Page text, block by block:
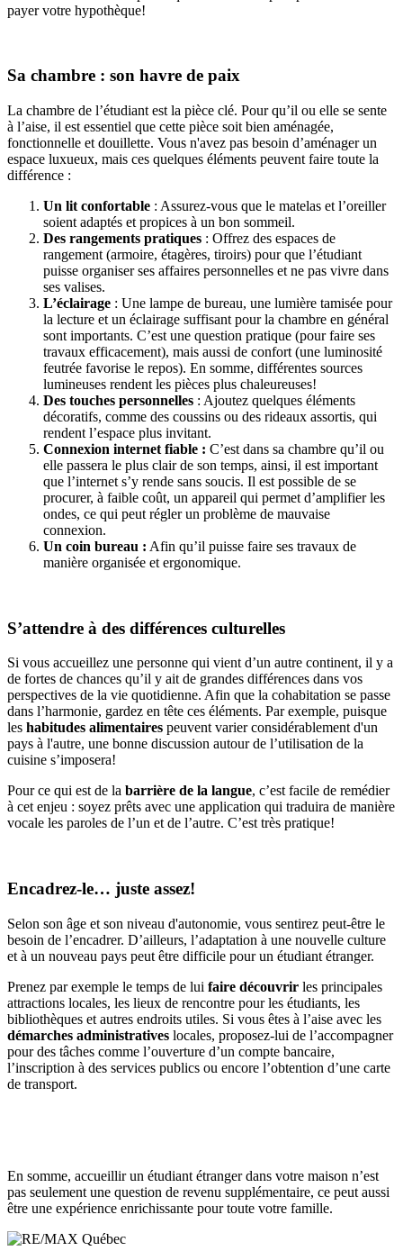
payer votre hypothèque!
Sa chambre : son havre de paix
La chambre de l’étudiant est la pièce clé. Pour qu’il ou elle se sente
à l’aise, il est essentiel que cette pièce soit bien aménagée,
fonctionnelle et douillette. Vous n'avez pas besoin d’aménager un
espace luxueux, mais ces quelques éléments peuvent faire toute la
différence :
Un lit confortable : Assurez-vous que le matelas et l’oreiller
soient adaptés et propices à un bon sommeil.
Des rangements pratiques : Offrez des espaces de
rangement (armoire, étagères, tiroirs) pour que l’étudiant
puisse organiser ses affaires personnelles et ne pas vivre dans
ses valises.
L’éclairage : Une lampe de bureau, une lumière tamisée pour
la lecture et un éclairage suffisant pour la chambre en général
sont importants. C’est une question pratique (pour faire ses
travaux efficacement), mais aussi de confort (une luminosité
feutrée favorise le repos). En somme, différentes sources
lumineuses rendent les pièces plus chaleureuses!
Des touches personnelles : Ajoutez quelques éléments
décoratifs, comme des coussins ou des rideaux assortis, qui
rendent l’espace plus invitant.
Connexion internet fiable : C’est dans sa chambre qu’il ou
elle passera le plus clair de son temps, ainsi, il est important
que l’internet s’y rende sans soucis. Il est possible de se
procurer, à faible coût, un appareil qui permet d’amplifier les
ondes, ce qui peut régler un problème de mauvaise
connexion.
Un coin bureau : Afin qu’il puisse faire ses travaux de
manière organisée et ergonomique.
S’attendre à des différences culturelles
Si vous accueillez une personne qui vient d’un autre continent, il y a
de fortes de chances qu’il y ait de grandes différences dans vos
perspectives de la vie quotidienne. Afin que la cohabitation se passe
dans l’harmonie, gardez en tête ces éléments. Par exemple, puisque
les habitudes alimentaires peuvent varier considérablement d'un
pays à l'autre, une bonne discussion autour de l’utilisation de la
cuisine s’imposera!
Pour ce qui est de la barrière de la langue, c’est facile de remédier
à cet enjeu : soyez prêts avec une application qui traduira de manière
vocale les paroles de l’un et de l’autre. C’est très pratique!
Encadrez-le… juste assez!
Selon son âge et son niveau d'autonomie, vous sentirez peut-être le
besoin de l’encadrer. D’ailleurs, l’adaptation à une nouvelle culture
et à un nouveau pays peut être difficile pour un étudiant étranger.
Prenez par exemple le temps de lui faire découvrir les principales
attractions locales, les lieux de rencontre pour les étudiants, les
bibliothèques et autres endroits utiles. Si vous êtes à l’aise avec les
démarches administratives locales, proposez-lui de l’accompagner
pour des tâches comme l’ouverture d’un compte bancaire,
l’inscription à des services publics ou encore l’obtention d’une carte
de transport.
En somme, accueillir un étudiant étranger dans votre maison n’est
pas seulement une question de revenu supplémentaire, ce peut aussi
être une expérience enrichissante pour toute votre famille.